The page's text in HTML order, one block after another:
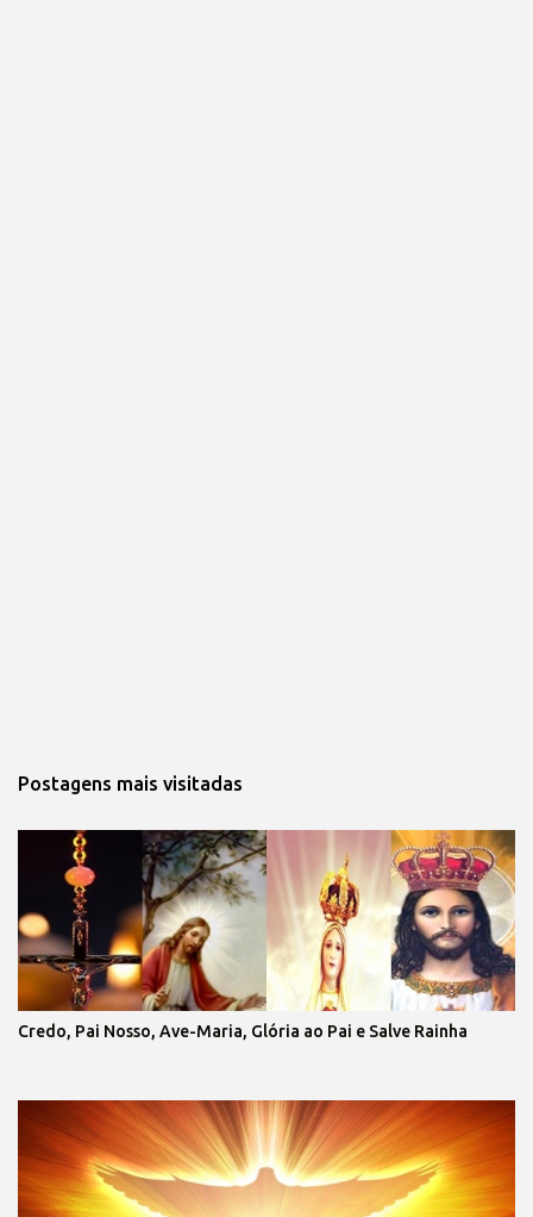
Postagens mais visitadas
Credo, Pai Nosso, Ave-Maria, Glória ao Pai e Salve Rainha